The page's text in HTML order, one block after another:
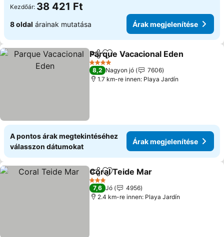
Kezdőár: 38 421 Ft
8 oldal árainak mutatása Árak megjelenítése
Megosztás
Hozzáadás a kedvencekhez
Parque Vacacional Eden
4 Kategória
8,2 Nagyon jó
7606
1.7 km-re innen: Playa Jardín
A pontos árak megtekintéséhez
válasszon dátumokat
Árak megjelenítése
Megosztás
Hozzáadás a kedvencekhez
Coral Teide Mar
3 Kategória
7,6 Jó
4956
2.4 km-re innen: Playa Jardín